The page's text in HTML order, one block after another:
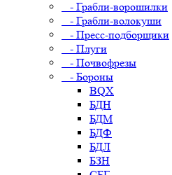
- Грабли-ворошилки
- Грабли-волокуши
- Пресс-подборщики
- Плуги
- Почвофрезы
- Бороны
BQX
БДН
БДМ
БДФ
БДЛ
БЗН